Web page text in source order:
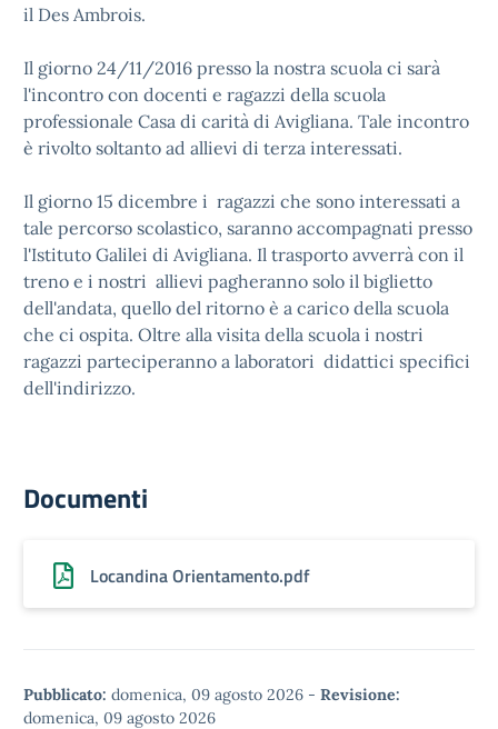
il Des Ambrois.
Il giorno 24/11/2016 presso la nostra scuola ci sarà
l'incontro con docenti e ragazzi della scuola
professionale Casa di carità di Avigliana. Tale incontro
è rivolto soltanto ad allievi di terza interessati.
Il giorno 15 dicembre i ragazzi che sono interessati a
tale percorso scolastico, saranno accompagnati presso
l'Istituto Galilei di Avigliana. Il trasporto avverrà con il
treno e i nostri allievi pagheranno solo il biglietto
dell'andata, quello del ritorno è a carico della scuola
che ci ospita. Oltre alla visita della scuola i nostri
ragazzi parteciperanno a laboratori didattici specifici
dell'indirizzo.
Documenti
Locandina Orientamento.pdf
Pubblicato: domenica, 09 agosto 2026 - Revisione:
domenica, 09 agosto 2026